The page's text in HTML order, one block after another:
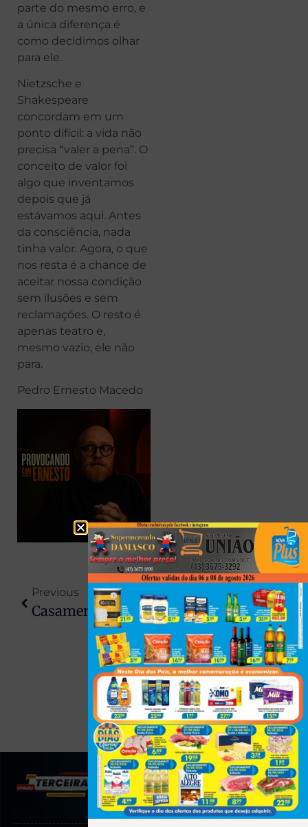
parte do mesmo erro, e
a única diferença é
como decidimos olhar
para ele.
Nietzsche e
Shakespeare
concordam em um
ponto difícil: a vida não
precisa “valer a pena”. O
conceito de valor foi
algo que inventamos
depois que já
estávamos aqui. Antes
da consciência, nada
tinha valor. Agora, o que
nos resta é a chance de
aceitar nossa condição
sem ilusões e sem
reclamações. O resto é
apenas teatro e,
mesmo vazio, ele não
para.
Pedro Ernesto Macedo
Previous
Casamento De Fachada: Operação Desmantela Esquema De Recados De Facção Em Presídios Da Região
Next
Adolescente É Apreendido Com Crack Pronto Para Venda Em Colorado
(43) 991545950